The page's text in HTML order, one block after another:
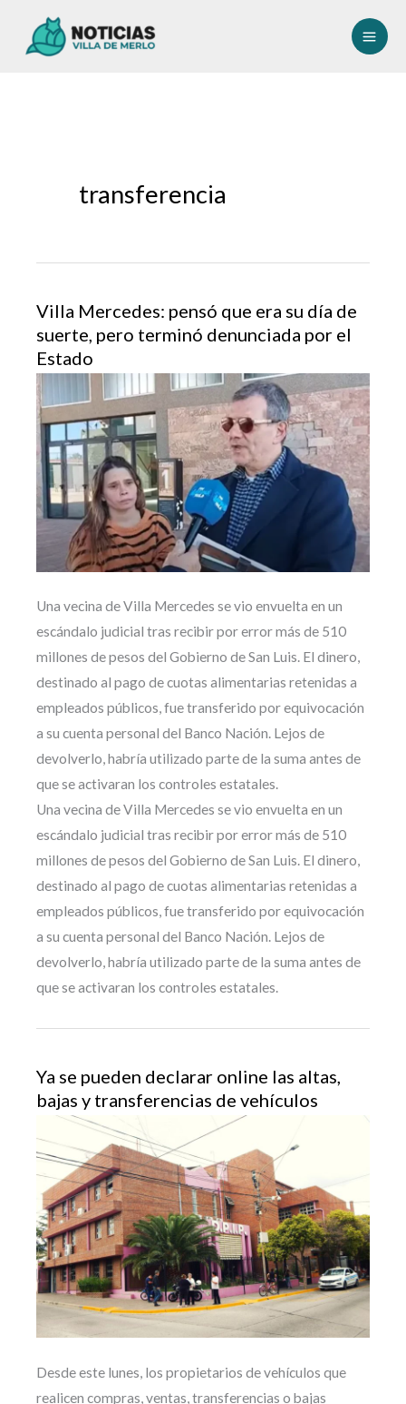
transferencia
Villa Mercedes: pensó que era su día de
suerte, pero terminó denunciada por el
Estado
Una vecina de Villa Mercedes se vio envuelta en un
escándalo judicial tras recibir por error más de 510
millones de pesos del Gobierno de San Luis. El dinero,
destinado al pago de cuotas alimentarias retenidas a
empleados públicos, fue transferido por equivocación
a su cuenta personal del Banco Nación. Lejos de
devolverlo, habría utilizado parte de la suma antes de
que se activaran los controles estatales.
Una vecina de Villa Mercedes se vio envuelta en un
escándalo judicial tras recibir por error más de 510
millones de pesos del Gobierno de San Luis. El dinero,
destinado al pago de cuotas alimentarias retenidas a
empleados públicos, fue transferido por equivocación
a su cuenta personal del Banco Nación. Lejos de
devolverlo, habría utilizado parte de la suma antes de
que se activaran los controles estatales.
Ya se pueden declarar online las altas,
bajas y transferencias de vehículos
Desde este lunes, los propietarios de vehículos que
realicen compras, ventas, transferencias o bajas